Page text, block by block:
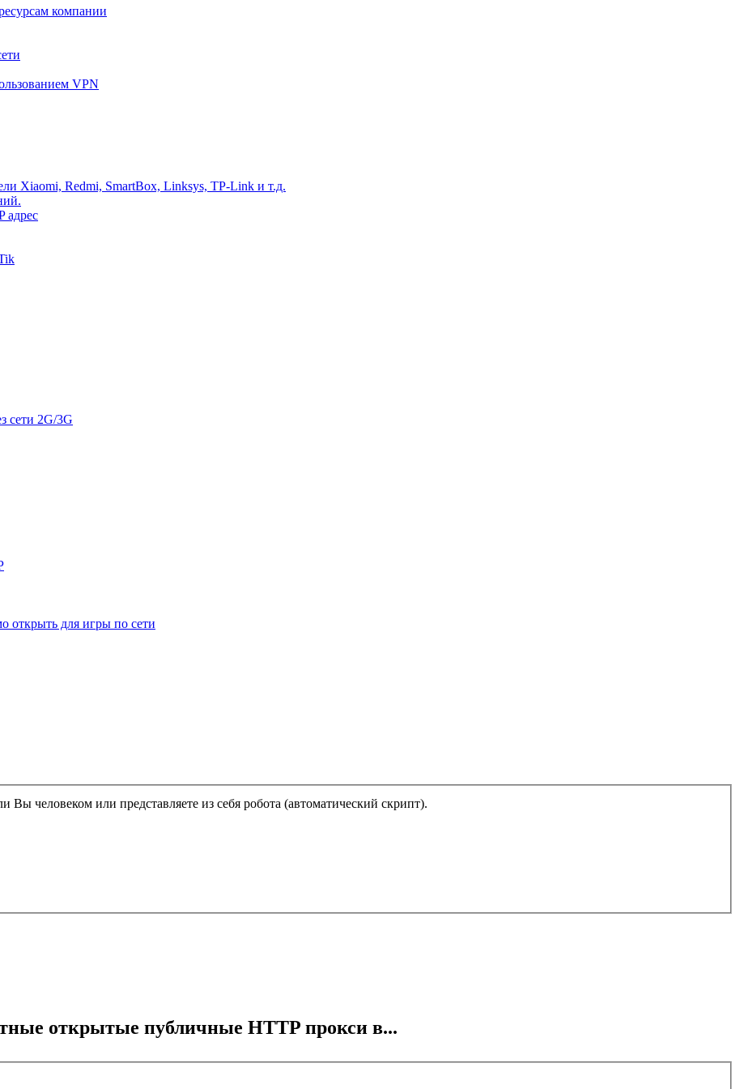
компании
VPN
Xiaomi, Redmi, SmartBox, Linksys, TP-Link и т.д.
адрес
сети 2G/3G
открыть для игры по сети
Этот вопрос задается для того, чтобы выяснить, являетесь ли Вы человеком или представляете из себя робота (автоматический скрипт).
открытые публичные HTTP прокси в...